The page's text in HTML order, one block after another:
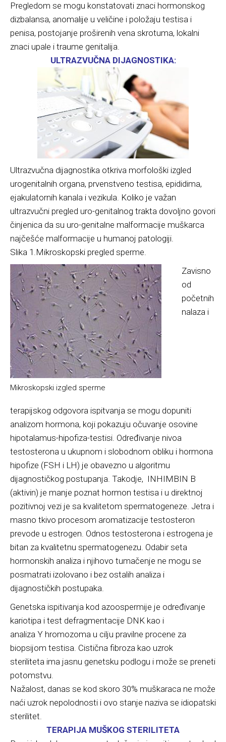
Pregledom se mogu konstatovati znaci hormonskog
dizbalansa, anomalije u veličine i položaju testisa i
penisa, postojanje proširenih vena skrotuma, lokalni
znaci upale i traume genitalija.
ULTRAZVUČNA DIJAGNOSTIKA:
Ultrazvučna dijagnostika otkriva morfološki izgled
urogenitalnih organa, prvenstveno testisa, epididima,
ejakulatornih kanala i vezikula. Koliko je važan
ultrazvučni pregled uro-genitalnog trakta dovoljno govori
činjenica da su uro-genitalne malformacije muškarca
najčešće malformacije u humanoj patologiji.
Slika 1.Mikroskopski pregled sperme.
Mikroskopski izgled sperme
Zavisno
od
početnih
nalaza i
terapijskog odgovora ispitvanja se mogu dopuniti
analizom hormona, koji pokazuju očuvanje osovine
hipotalamus-hipofiza-testisi. Određivanje nivoa
testosterona u ukupnom i slobodnom obliku i hormona
hipofize (FSH i LH) je obavezno u algoritmu
dijagnostičkog postupanja. Takodje, INHIMBIN B
(aktivin) je manje poznat hormon testisa i u direktnoj
pozitivnoj vezi je sa kvalitetom spermatogeneze. Jetra i
masno tkivo procesom aromatizacije testosteron
prevode u estrogen. Odnos testosterona i estrogena je
bitan za kvalitetnu spermatogenezu. Odabir seta
hormonskih analiza i njihovo tumačenje ne mogu se
posmatrati izolovano i bez ostalih analiza i
dijagnostičkih postupaka.
Genetska ispitivanja kod azoospermije je određivanje
kariotipa i test defragmentacije DNK kao i
analiza Y hromozoma u cilju pravilne procene za
biopsijom testisa. Cistična fibroza kao uzrok
steriliteta ima jasnu genetsku podlogu i može se preneti
potomstvu.
Nažalost, danas se kod skoro 30% muškaraca ne može
naći uzrok nepolodnosti i ovo stanje naziva se idiopatski
sterilitet.
TERAPIJA MUŠKOG STERILITETA